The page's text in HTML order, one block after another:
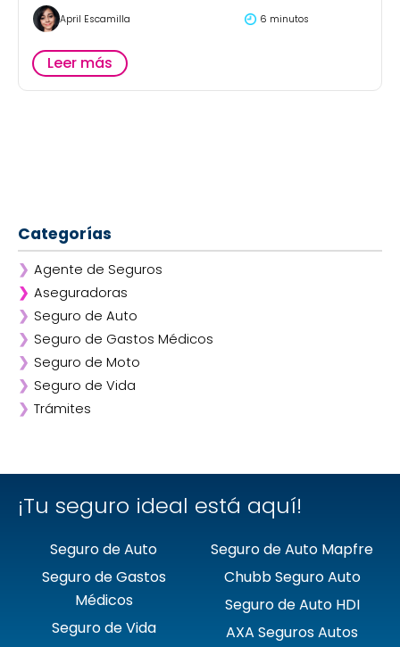
April Escamilla 6 minutos
Leer más
Categorías
❯ Agente de Seguros
❯ Aseguradoras
❯ Afirme
❯ ANA
❯ AXA
❯ Chubb
❯ GNP
❯ Seguro de Auto
❯ Seguro de Gastos Médicos
❯ Seguro de Moto
❯ Seguro de Vida
❯ Trámites
¡Tu seguro ideal está aquí!
Seguro de Auto
Seguro de Gastos
Médicos
Seguro de Vida
Seguro de Auto Mapfre
Chubb Seguro Auto
Seguro de Auto HDI
AXA Seguros Autos